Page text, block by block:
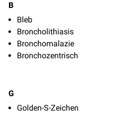
B
Bleb
Broncholithiasis
Bronchomalazie
Bronchozentrisch
G
Golden-S-Zeichen